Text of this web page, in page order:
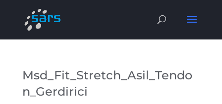
Msd_Fit_Stretch_Asil_Tendo
n_Gerdirici